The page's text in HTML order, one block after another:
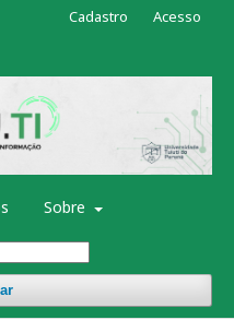
Sobre
Cadastro Acesso